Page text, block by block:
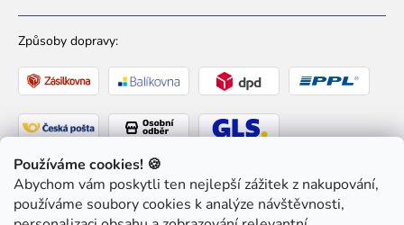
Používáme cookies! 🍪
Abychom vám poskytli ten nejlepší zážitek z nakupování,
používáme soubory cookies k analýze návštěvnosti,
Způsoby dopravy:
Způsoby platby: